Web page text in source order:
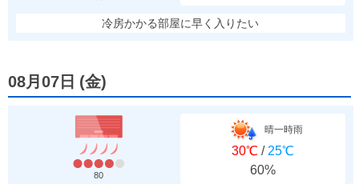
冷房かかる部屋に早く入りたい
08月07日 (金)
80
晴一時雨
30℃ / 25℃
60%